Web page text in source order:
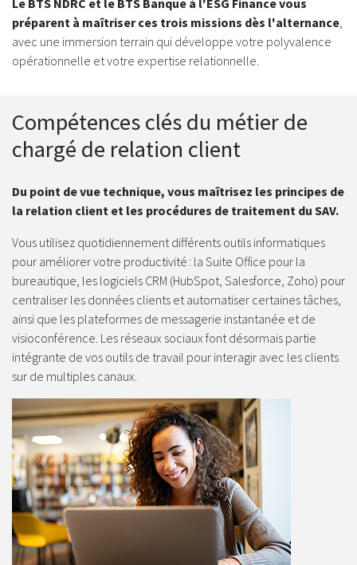
Le BTS NDRC et le BTS Banque à l'ESG Finance vous
préparent à maîtriser ces trois missions dès l'alternance,
avec une immersion terrain qui développe votre polyvalence
opérationnelle et votre expertise relationnelle.
Compétences clés du métier de
chargé de relation client
Du point de vue technique, vous maîtrisez les principes de
la relation client et les procédures de traitement du SAV.
Vous utilisez quotidiennement différents outils informatiques
pour améliorer votre productivité : la Suite Office pour la
bureautique, les logiciels CRM (HubSpot, Salesforce, Zoho) pour
centraliser les données clients et automatiser certaines tâches,
ainsi que les plateformes de messagerie instantanée et de
visioconférence. Les réseaux sociaux font désormais partie
intégrante de vos outils de travail pour interagir avec les clients
sur de multiples canaux.